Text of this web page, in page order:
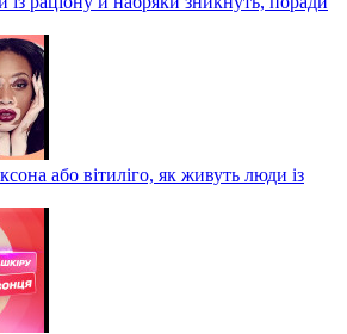
або вітиліго, як живуть люди із